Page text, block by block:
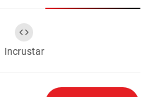
Incrustar